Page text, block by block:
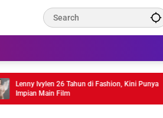
Lenny Ivylen 26 Tahun di Fashion, Kini Punya
Impian Main Film